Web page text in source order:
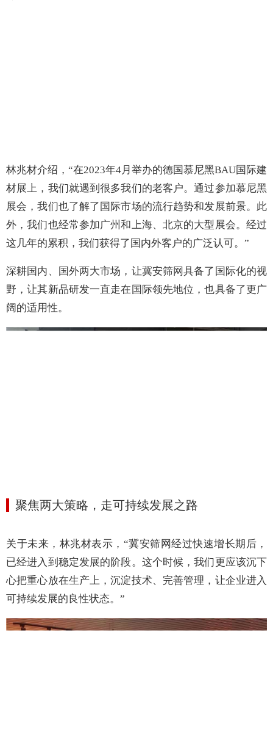
林兆材介绍， “在2023年4月举办的德国慕尼黑BAU国际建
材展上，我们就遇到很多我们的老客户。通过参加慕尼黑
展会，我们也了解了国际市场的流行趋势和发展前景。此
外，我们也经常参加广州和上海、北京的大型展会。经过
这几年的累积， 我们获得了国内外客户的广泛认可。 ”
深耕国内、国外两大市场，让冀安筛网具备了国际化的视
野，让其新品研发一直走在国际领先地位，也具备了更广
阔的适用性。
聚焦两大策略，走可持续发展之路
关于未来， 林兆材表示， “冀安筛网经过快速增长期后，
已经进入到稳定发展的阶段。这个时候，我们更应该沉下
心把重心放在生产上，沉淀技术、完善管理，让企业进入
可持续发展的良性状态。 ”